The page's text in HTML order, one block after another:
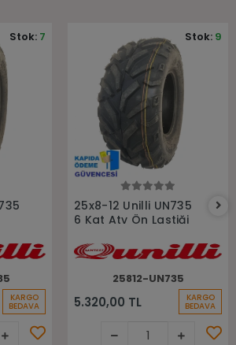
KARGO
BEDAVA
Stok: 7
25x8-12 Unilli UN735
6 Kat Atv Ön Lastiği
25812-UN735
5.320,00 TL KARGO
BEDAVA
Stok: 9